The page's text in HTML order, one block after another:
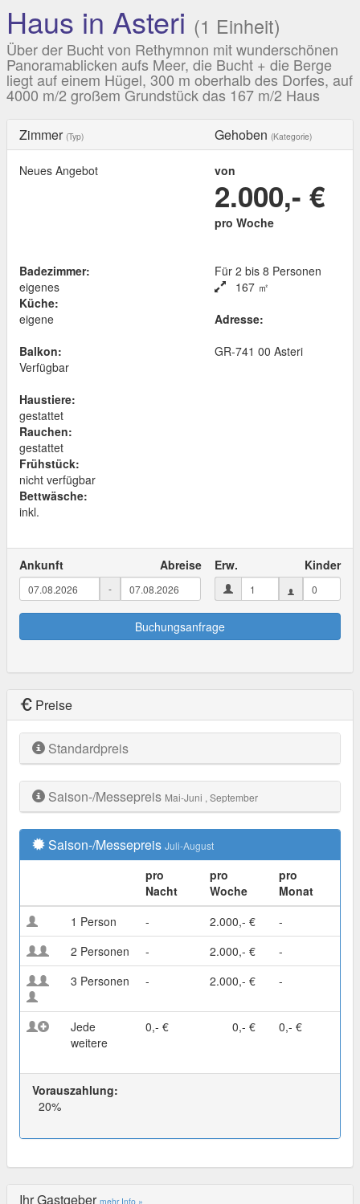
Haus in Asteri (1 Einheit)
Über der Bucht von Rethymnon mit wunderschönen
Panoramablicken aufs Meer, die Bucht + die Berge
liegt auf einem Hügel, 300 m oberhalb des Dorfes, auf
4000 m/2 großem Grundstück das 167 m/2 Haus
Zimmer (Typ) Gehoben (Kategorie)
Neues Angebot von
2.000,- €
pro Woche
Badezimmer:
eigenes
Küche:
eigene
Balkon:
Verfügbar
Haustiere:
gestattet
Rauchen:
gestattet
Frühstück:
nicht verfügbar
Bettwäsche:
inkl.
Für 2 bis 8 Personen
167 ㎡
Adresse:
GR-741 00 Asteri
Ankunft Abreise
-
Erw. Kinder
Buchungsanfrage
Preise
Standardpreis
Saison-/Messepreis Mai-Juni , September
Saison-/Messepreis Juli-August
pro
Nacht
pro
Woche
pro
Monat
1 Person
- 2.000,- €
-
2 Personen
- 2.000,- €
-
3 Personen
- 2.000,- € -
Jede
weitere
0,- € 0,- € 0,- €
Vorauszahlung:
20%
Ihr Gastgeber mehr Info »